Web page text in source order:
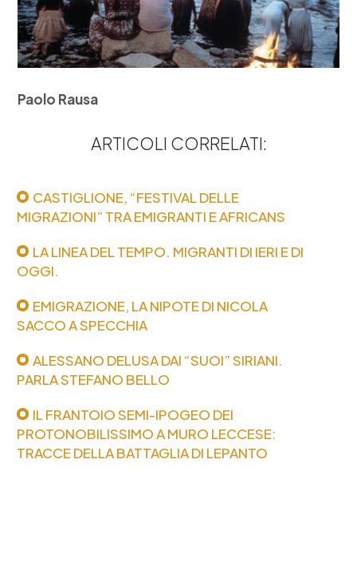
Paolo Rausa
ARTICOLI CORRELATI:
CASTIGLIONE, “FESTIVAL DELLE
MIGRAZIONI” TRA EMIGRANTI E AFRICANS
LA LINEA DEL TEMPO. MIGRANTI DI IERI E DI
OGGI.
EMIGRAZIONE, LA NIPOTE DI NICOLA
SACCO A SPECCHIA
ALESSANO DELUSA DAI “SUOI” SIRIANI.
PARLA STEFANO BELLO
IL FRANTOIO SEMI-IPOGEO DEI
PROTONOBILISSIMO A MURO LECCESE:
TRACCE DELLA BATTAGLIA DI LEPANTO